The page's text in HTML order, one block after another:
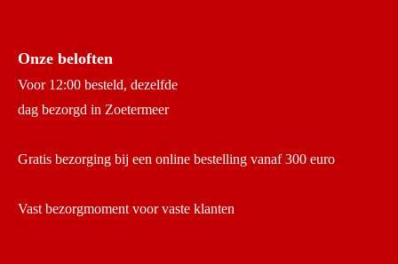
Onze beloften
Voor 12:00 besteld, dezelfde
dag bezorgd in Zoetermeer
Gratis bezorging bij een online bestelling vanaf 300 euro
Vast bezorgmoment voor vaste klanten